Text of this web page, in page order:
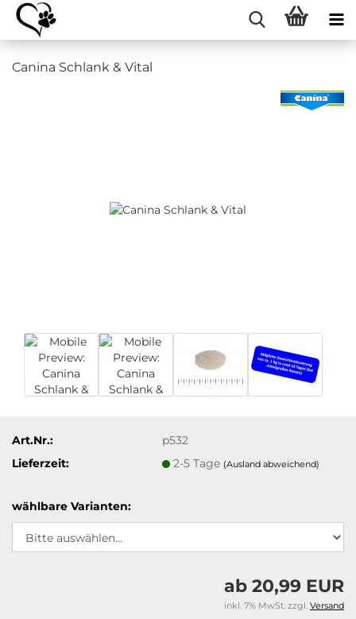
Canina Schlank & Vital
Art.Nr.:
p532
Lieferzeit:
2-5 Tage (Ausland abweichend)
wählbare Varianten:
ab 20,99 EUR
inkl. 7% MwSt. zzgl. Versand